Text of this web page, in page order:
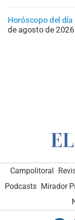
Horóscopo del día
de agosto de 2026
Campolitoral
Podcasts Mirador